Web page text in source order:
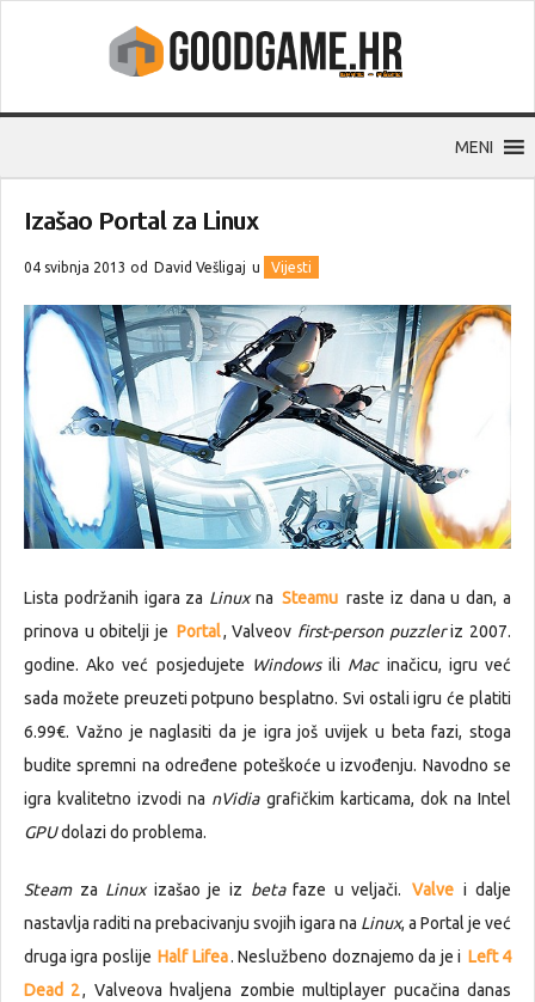
MENI
Izašao Portal za Linux
04 svibnja 2013 od David Vešligaj u Vijesti
Lista podržanih igara za Linuxna Steamu raste iz dana u dan, a
prinova u obitelji je Portal, Valveov first-person puzzleriz 2007.
godine. Ako već posjedujete Windowsili Macinačicu, igru već
sada možete preuzeti potpuno besplatno. Svi ostali igru će platiti
6.99€. Važno je naglasiti da je igra još uvijek u beta fazi, stoga
budite spremni na određene poteškoće u izvođenju. Navodno se
igra kvalitetno izvodi na nVidiagrafičkim karticama, dok na Intel
GPUdolazi do problema.
Steamza Linuxizašao je iz betafaze u veljači. Valve i dalje
nastavlja raditi na prebacivanju svojih igara na Linux, a Portal je već
druga igra poslije Half Lifea. Neslužbeno doznajemo da je i Left 4
Dead 2, Valveova hvaljena zombie multiplayer pucačina danas